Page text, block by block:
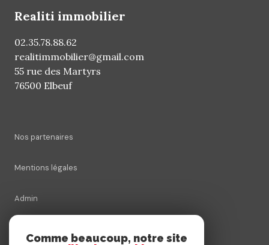
realiti immobilier
02.35.78.88.62
realitimmobilier@gmail.com
55 rue des Martyrs
76500 Elbeuf
Nos partenaires
Mentions légales
Admin
Comme beaucoup, notre site